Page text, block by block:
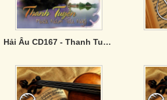
Hải Âu CD167 - Thanh Tuyền - Mười Năm Tái Ngộ